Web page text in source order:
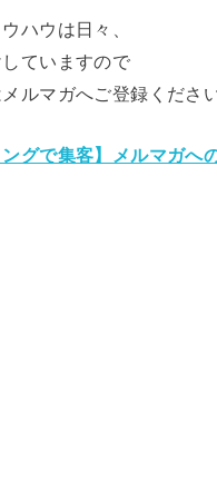
ハウは日々、
ていますので
ルマガへご登録ください
ングで集客】メルマガへ